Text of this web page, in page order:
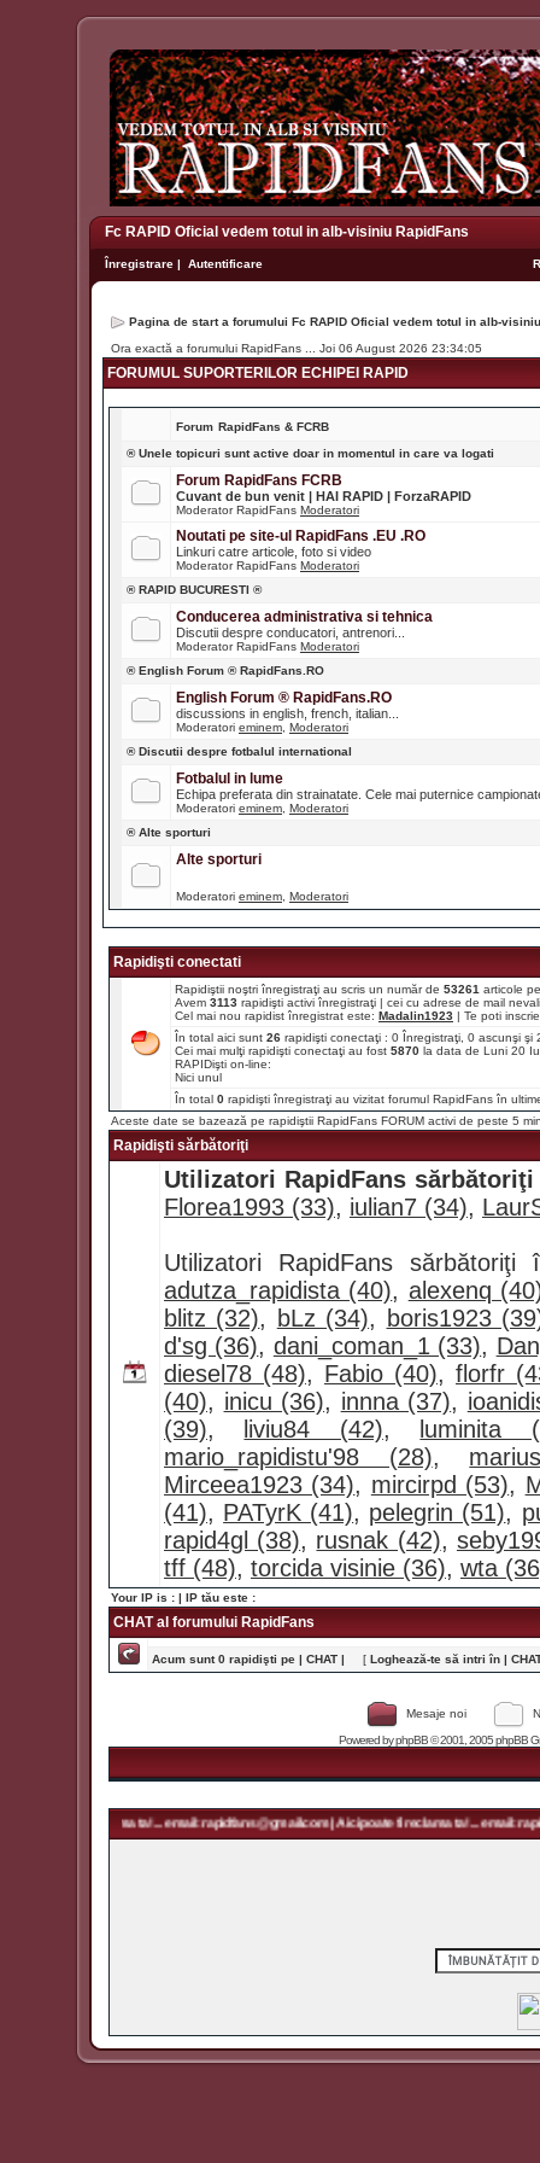
Fc RAPID Oficial vedem totul in alb-visiniu RapidFans
Înregistrare | Autentificare
Pagina de start a forumului Fc RAPID Oficial vedem totul in alb-
Ora exactă a forumului RapidFans ... Joi 06 August 2026 23:34:05
FORUMUL SUPORTERILOR ECHIPEI RAPID
Forum RapidFans & FCRB
® Unele topicuri sunt active doar in momentul in care va logati
Forum RapidFans FCRB
Cuvant de bun venit | HAI RAPID | ForzaRAPID
Moderator RapidFans Moderatori
Noutati pe site-ul RapidFans .EU .RO
Linkuri catre articole, foto si video
Moderator RapidFans Moderatori
® RAPID BUCURESTI ®
Conducerea administrativa si tehnica
Discutii despre conducatori, antrenori...
Moderator RapidFans Moderatori
® English Forum ® RapidFans.RO
English Forum ® RapidFans.RO
discussions in english, french, italian...
Moderatori eminem Moderatori
® Discutii despre fotbalul international
Fotbalul in lume
Echipa preferata din strainatate. Cele mai puternice
Moderatori eminem Moderatori
® Alte sporturi
Alte sporturi
Moderatori eminem Moderatori
Rapidişti conectati
Rapidiştii noştri înregistraţi au scris un număr de 53261 articole
Avem 3113 rapidişti activi înregistraţi | cei cu adrese de mail
Cel mai nou rapidist înregistrat este: Madalin1923 | Te poti
În total aici sunt 26 rapidişti conectaţi : 0 Înregistraţi, 0 ascunşi
Cei mai mulţi rapidişti conectaţi au fost 5870 la data de Luni 20
RAPIDişti on-line:
Nici unul
În total 0 rapidişti înregistraţi au vizitat forumul RapidFans în
Aceste date se bazează pe rapidiştii RapidFans FORUM activi de peste 5
Rapidişti sărbătoriţi
Utilizatori RapidFans
Florea1993 (33), iulian7 (34),
Utilizatori RapidFans
adutza_rapidista (40), alexenq
blitz (32), bLz (34),
boris1923
d'sg (36), dani_coman_1 (33),
diesel78 (48), Fabio (40), florfr
(40), inicu (36), innna (37),
(39), liviu84 (42),
luminita
mario_rapidistu'98 (28),
Mirceea1923 (34), mircirpd (53),
(41), PATyrK (41), pelegrin (51),
rapid4gl (38), rusnak (42),
tff (48), torcida visinie (36), wta
Your IP is : | IP tău este :
CHAT al forumului RapidFans
Acum sunt 0 rapidişti pe | CHAT | [ Loghează-te să intri în |
Mesaje noi
Powered byphpBB© 2001, 2005 phpBB
poate fi reclama ta! ... email: rapidfans@gmail.com | Aici poate fi reclama ta! ... email: